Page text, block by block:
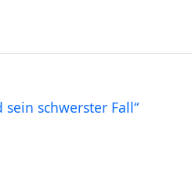
schwerster Fall“